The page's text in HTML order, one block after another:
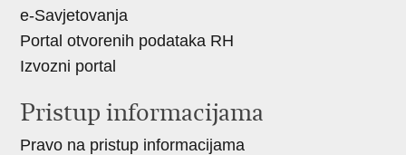
e-Savjetovanja
Portal otvorenih podataka RH
Izvozni portal
Pristup informacijama
Pravo na pristup informacijama